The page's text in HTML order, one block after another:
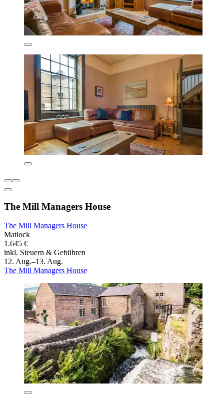
The Mill Managers House
The Mill Managers House
Matlock
1.645 €
inkl. Steuern & Gebühren
12. Aug.–13. Aug.
The Mill Managers House